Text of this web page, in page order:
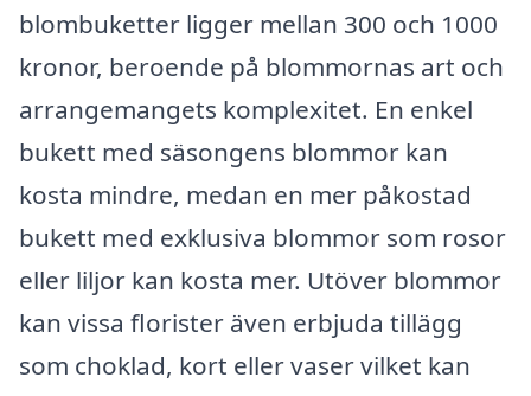
blombuketter ligger mellan 300 och 1000
kronor, beroende på blommornas art och
arrangemangets komplexitet. En enkel
bukett med säsongens blommor kan
kosta mindre, medan en mer påkostad
bukett med exklusiva blommor som rosor
eller liljor kan kosta mer. Utöver blommor
kan vissa florister även erbjuda tillägg
som choklad, kort eller vaser vilket kan